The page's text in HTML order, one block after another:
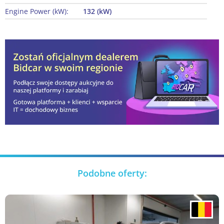
Engine Power (kW):
132 (kW)
Podobne oferty: